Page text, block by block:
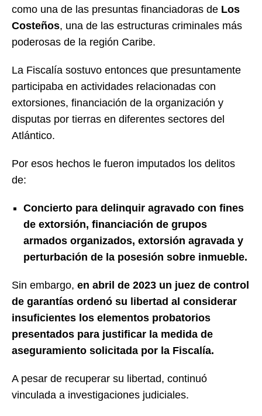
como una de las presuntas financiadoras de Los
Costeños, una de las estructuras criminales más
poderosas de la región Caribe.
La Fiscalía sostuvo entonces que presuntamente
participaba en actividades relacionadas con
extorsiones, financiación de la organización y
disputas por tierras en diferentes sectores del
Atlántico.
Por esos hechos le fueron imputados los delitos
de:
Concierto para delinquir agravado con fines
de extorsión, financiación de grupos
armados organizados, extorsión agravada y
perturbación de la posesión sobre inmueble.
Sin embargo, en abril de 2023 un juez de control
de garantías ordenó su libertad al considerar
insuficientes los elementos probatorios
presentados para justificar la medida de
aseguramiento solicitada por la Fiscalía.
A pesar de recuperar su libertad, continuó
vinculada a investigaciones judiciales.